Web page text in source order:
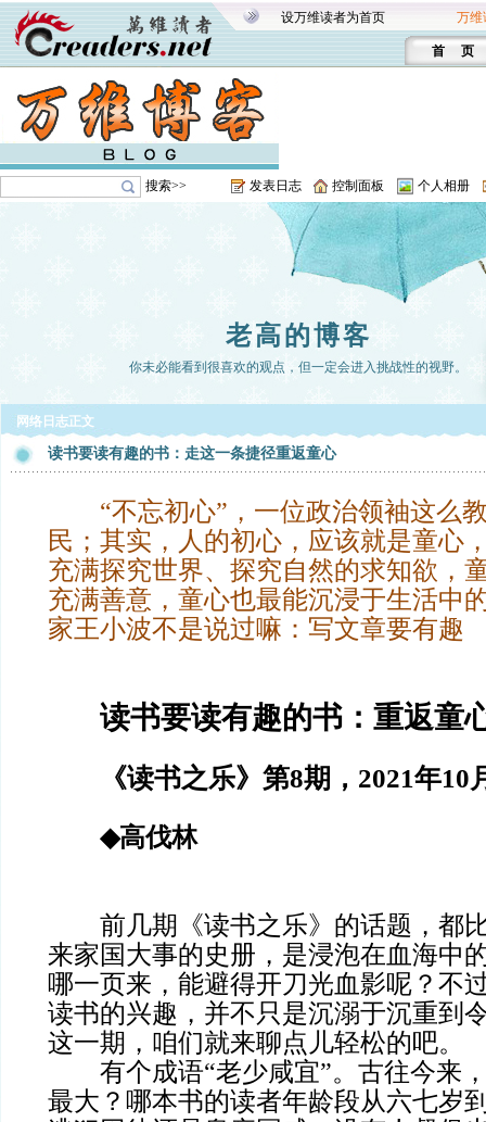
设万维读者为首页 万维
首 页
搜索>> 发表日志 控制面板 个人相册
老高的博客
你未必能看到很喜欢的观点，但一定会进入挑战性的视野。
网络日志正文
读书要读有趣的书：走这一条捷径重返童心
“不忘初心”，一位政治领袖这么
民；其实，人的初心，应该就是童心
充满探究世界、探究自然的求知欲，
充满善意，童心也最能沉浸于生活
家王小波不是说过嘛：写文章要有趣
读书要读有趣的书：重返童
《读书之乐》第8期，2021年10
◆高伐林
前几期《读书之乐》的话题，都
来家国大事的史册，是浸泡在血海中
哪一页来，能避得开刀光血影呢？不
读书的兴趣，并不只是沉溺于沉重到
这一期，咱们就来聊点儿轻松的吧。
有个成语“老少咸宜”。古往今来
最大？哪本书的读者年龄段从六七岁